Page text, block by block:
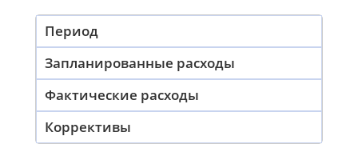
Период
Запланированные расходы
Фактические расходы
Коррективы